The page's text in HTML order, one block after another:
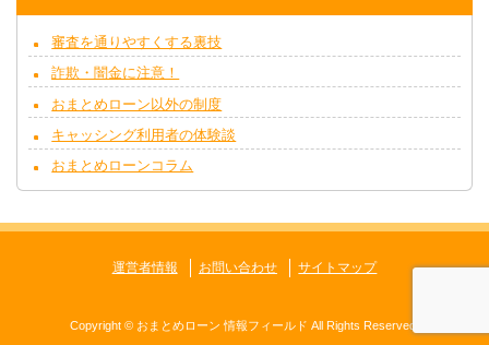
審査を通りやすくする裏技
詐欺・闇金に注意！
おまとめローン以外の制度
キャッシング利用者の体験談
おまとめローンコラム
運営者情報 お問い合わせ サイトマップ
Copyright © おまとめローン 情報フィールド All Rights Reserved.